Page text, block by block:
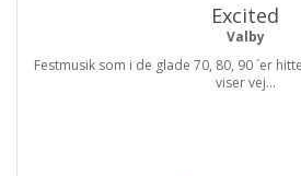
Excited
Valby
Festmusik som i de glade 70, 80, 90 ´er
viser vej...